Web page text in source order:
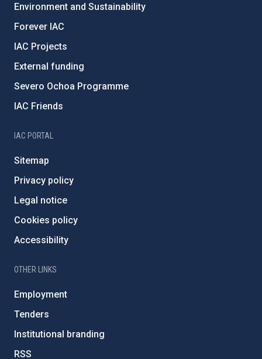
Environment and Sustainability
Forever IAC
IAC Projects
External funding
Severo Ochoa Programme
IAC Friends
IAC PORTAL
Sitemap
Privacy policy
Legal notice
Cookies policy
Accessibility
OTHER LINKS
Employment
Tenders
Institutional branding
RSS